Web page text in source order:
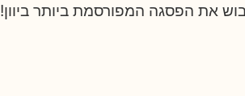
את הפסגה המפורסמת ביותר ביוון!